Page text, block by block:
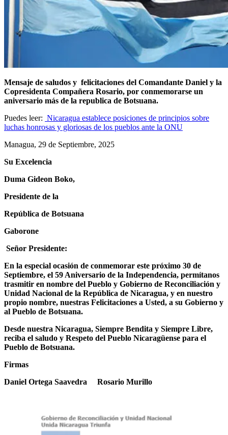
Mensaje de saludos y felicitaciones del Comandante Daniel y la
Copresidenta Compañera Rosario, por conmemorarse un
aniversario más de la republica de Botsuana.
Puedes leer: Nicaragua establece posiciones de principios sobre
luchas honrosas y gloriosas de los pueblos ante la ONU
Managua, 29 de Septiembre, 2025
Su Excelencia
Duma Gideon Boko,
Presidente de la
República de Botsuana
Gaborone
Señor Presidente:
En la especial ocasión de conmemorar este próximo 30 de
Septiembre, el 59 Aniversario de la Independencia, permítanos
trasmitir en nombre del Pueblo y Gobierno de Reconciliación y
Unidad Nacional de la República de Nicaragua, y en nuestro
propio nombre, nuestras Felicitaciones a Usted, a su Gobierno y
al Pueblo de Botsuana.
Desde nuestra Nicaragua, Siempre Bendita y Siempre Libre,
reciba el saludo y Respeto del Pueblo Nicaragüense para el
Pueblo de Botsuana.
Firmas
Daniel Ortega Saavedra Rosario Murillo